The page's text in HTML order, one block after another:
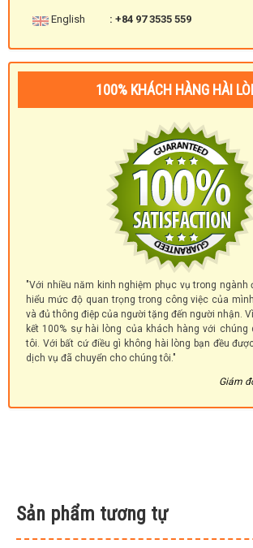
English : +84 97 3535 559
100% KHÁCH HÀNG HÀI
"Với nhiều năm kinh nghiệm phục vụ trong ngành
hiểu mức độ quan trọng trong công việc của
và đủ thông điệp của người tặng đến người nhận.
kết 100% sự hài lòng của khách hàng với chúng
tôi. Với bất cứ điều gì không hài lòng bạn đều
dịch vụ đã chuyển cho chúng tôi."
Giám
Sản phẩm tương tự